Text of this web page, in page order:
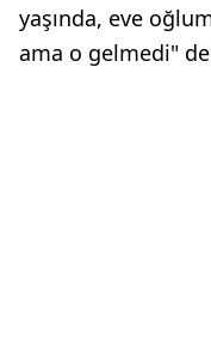
yaşında, eve
ama o gelmedi"